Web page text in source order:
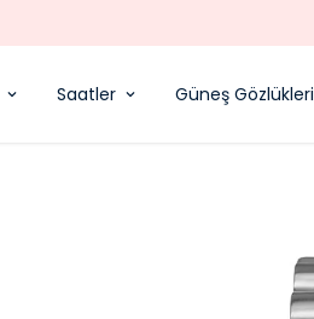
Saatler Güneş Gözlükleri